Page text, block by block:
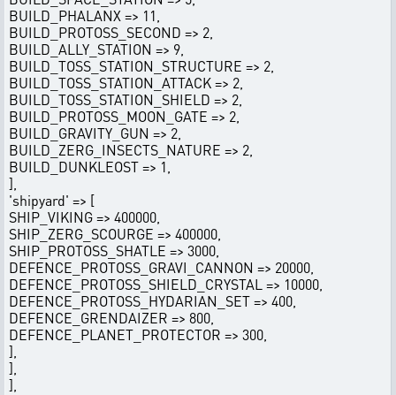
BUILD_PHALANX => 11,
BUILD_PROTOSS_SECOND => 2,
BUILD_ALLY_STATION => 9,
BUILD_TOSS_STATION_STRUCTURE => 2,
BUILD_TOSS_STATION_ATTACK => 2,
BUILD_TOSS_STATION_SHIELD => 2,
BUILD_PROTOSS_MOON_GATE => 2,
BUILD_GRAVITY_GUN => 2,
BUILD_ZERG_INSECTS_NATURE => 2,
BUILD_DUNKLEOST => 1,
],
'shipyard' => [
SHIP_VIKING => 400000,
SHIP_ZERG_SCOURGE => 400000,
SHIP_PROTOSS_SHATLE => 3000,
DEFENCE_PROTOSS_GRAVI_CANNON => 20000,
DEFENCE_PROTOSS_SHIELD_CRYSTAL => 10000,
DEFENCE_PROTOSS_HYDARIAN_SET => 400,
DEFENCE_GRENDAIZER => 800,
DEFENCE_PLANET_PROTECTOR => 300,
],
],
],